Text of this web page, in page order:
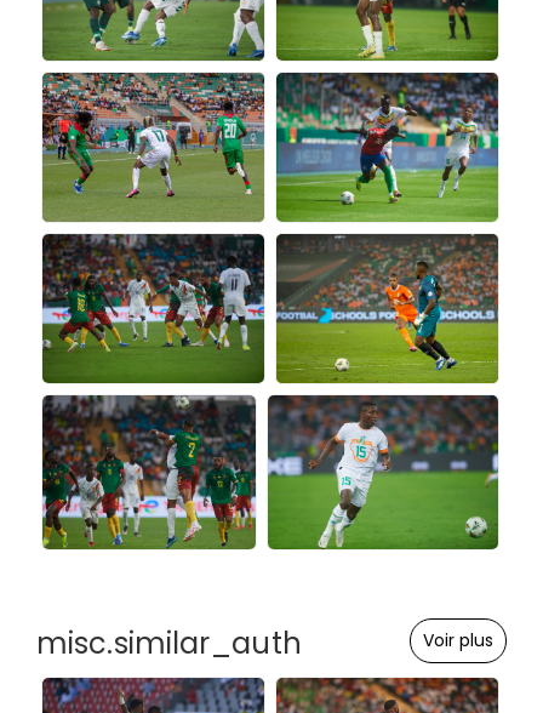
misc.similar_auth Voir plus